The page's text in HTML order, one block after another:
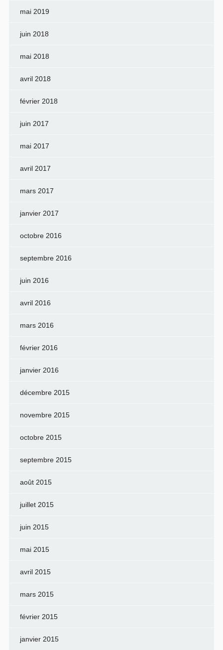
mai 2019
juin 2018
mai 2018
avril 2018
février 2018
juin 2017
mai 2017
avril 2017
mars 2017
janvier 2017
octobre 2016
septembre 2016
juin 2016
avril 2016
mars 2016
février 2016
janvier 2016
décembre 2015
novembre 2015
octobre 2015
septembre 2015
août 2015
juillet 2015
juin 2015
mai 2015
avril 2015
mars 2015
février 2015
janvier 2015